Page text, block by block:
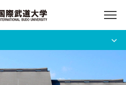
入試資料請求